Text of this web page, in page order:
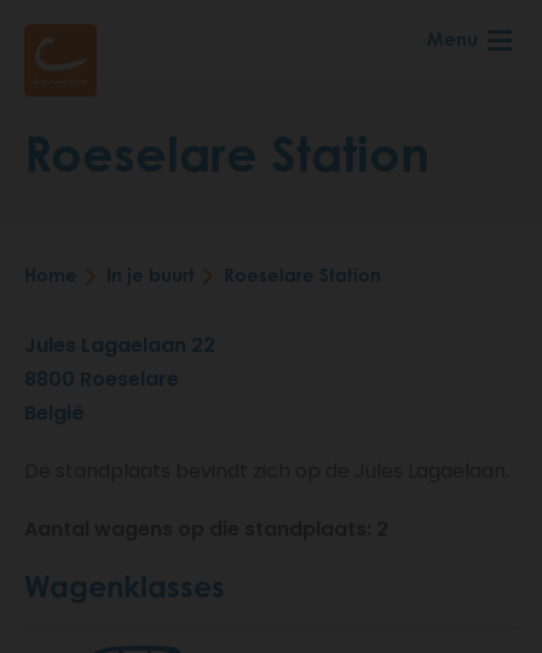
Menu
Roeselare Station
Home In je buurt Roeselare Station
Jules Lagaelaan 22
8800 Roeselare
België
Wagenklasses